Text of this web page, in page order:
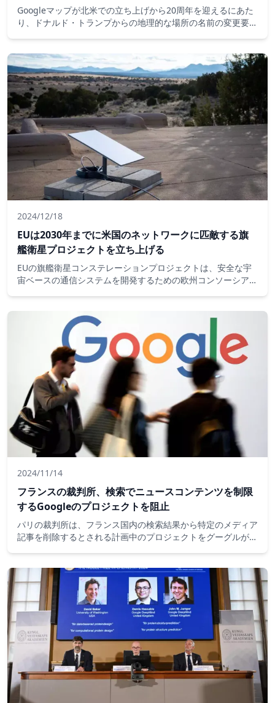
Googleマップが北米での立ち上げから20周年を迎えるにあた
り、ドナルド・トランプからの地理的な場所の名前の変更要求
2024/12/18
EUは2030年までに米国のネットワークに匹敵する旗
艦衛星プロジェクトを立ち上げる
EUの旗艦衛星コンステレーションプロジェクトは、安全な宇
宙ベースの通信システムを開発するための欧州コンソーシアム
ワークに匹敵します。
2024/11/14
フランスの裁判所、検索でニュースコンテンツを制限
するGoogleのプロジェクトを阻止
パリの裁判所は、フランス国内の検索結果から特定のメディア
記事を削除するとされる計画中のプロジェクトをグーグルが中